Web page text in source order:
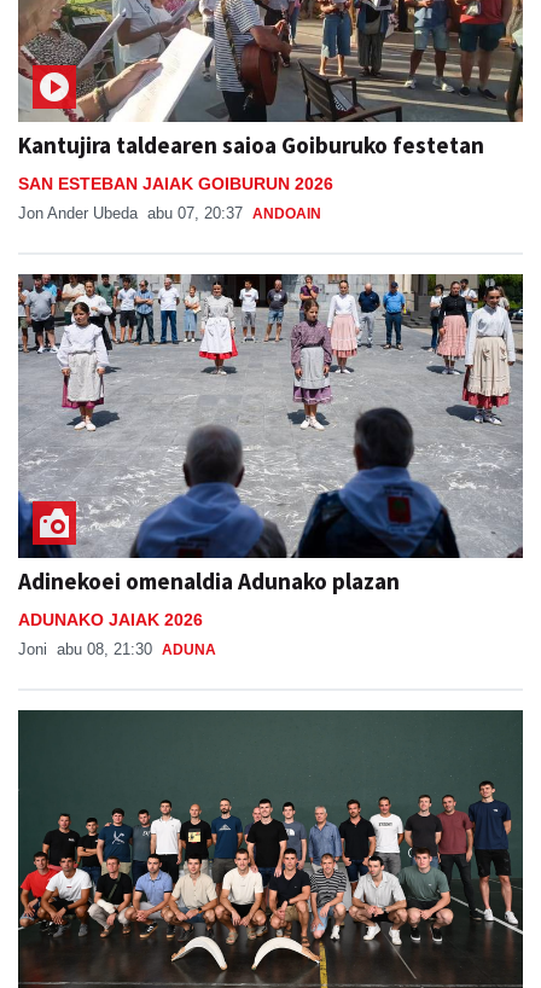
Kantujira taldearen saioa Goiburuko festetan
SAN ESTEBAN JAIAK GOIBURUN 2026
Jon Ander Ubeda abu 07, 20:37 ANDOAIN
Adinekoei omenaldia Adunako plazan
ADUNAKO JAIAK 2026
Joni abu 08, 21:30 ADUNA